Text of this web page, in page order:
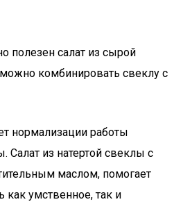
полезен салат из сырой
комбинировать свеклу с
нормализации работы
Салат из натертой свеклы с
маслом, помогает
как умственное, так и